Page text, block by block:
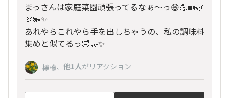
まっさんは家庭菜園頑張ってるなぁ〜っ😆💪🏡🌿
🥔🫚✨
あれやらこれやら手を出しちゃうの、私の調味料
集めと似てるっ🤣🤝✨
檸檬、 他1人がリアクション